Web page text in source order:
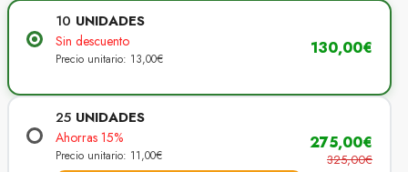
10 UNIDADES
Sin descuento
Precio unitario: 13,00€
130,00€
25 UNIDADES
Ahorras 15%
Precio unitario: 11,00€
275,00€
325,00€